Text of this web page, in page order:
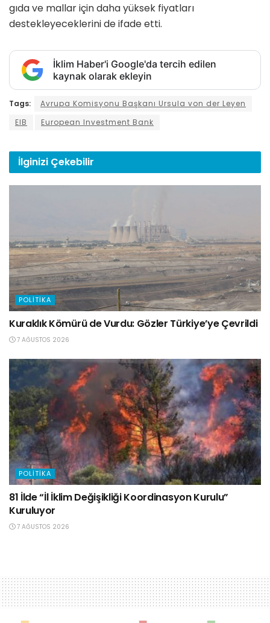
gıda ve mallar için daha yüksek fiyatları
destekleyeceklerini de ifade etti.
İklim Haber'i Google'da tercih edilen
kaynak olarak ekleyin
Tags:
Avrupa Komisyonu Başkanı Ursula von der Leyen
EIB
European Investment Bank
İlginizi Çekebilir
POLITIKA
Kuraklık Kömürü de Vurdu: Gözler Türkiye’ye Çevrildi
7 AĞUSTOS 2026
POLITIKA
81 İlde “İl İklim Değişikliği Koordinasyon Kurulu”
Kuruluyor
7 AĞUSTOS 2026